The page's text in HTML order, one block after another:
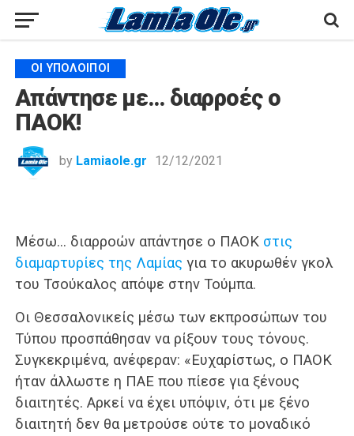
ΟΙ ΥΠΌΛΟΙΠΟΙ
Απάντησε με… διαρροές ο
ΠΑΟΚ!
by Lamiaole.gr 12/12/2021
Μέσω… διαρροών απάντησε ο ΠΑΟΚ στις
διαμαρτυρίες της Λαμίας για το ακυρωθέν γκολ
του Τσούκαλος απόψε στην Τούμπα.
Οι Θεσσαλονικείς μέσω των εκπροσώπων του
Τύπου προσπάθησαν να ρίξουν τους τόνους.
Συγκεκριμένα, ανέφεραν: «Ευχαρίστως, ο ΠΑΟΚ
ήταν άλλωστε η ΠΑΕ που πίεσε για ξένους
διαιτητές. Αρκεί να έχει υπόψιν, ότι με ξένο
διαιτητή δεν θα μετρούσε ούτε το μοναδικό